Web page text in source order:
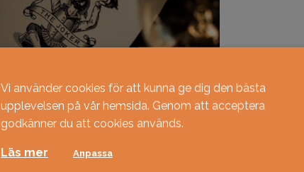
Vi använder cookies för att kunna ge dig den bästa
upplevelsen på vår hemsida. Genom att acceptera
godkänner du att cookies används.
Läs mer Anpassa